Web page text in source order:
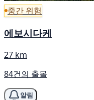
중간 위험
에보시다케
27 km
84건의 출몰
알림